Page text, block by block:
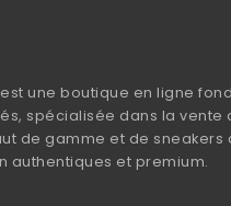
est une boutique en ligne
spécialisée dans la vente
de gamme et de sneakers
authentiques et premium.